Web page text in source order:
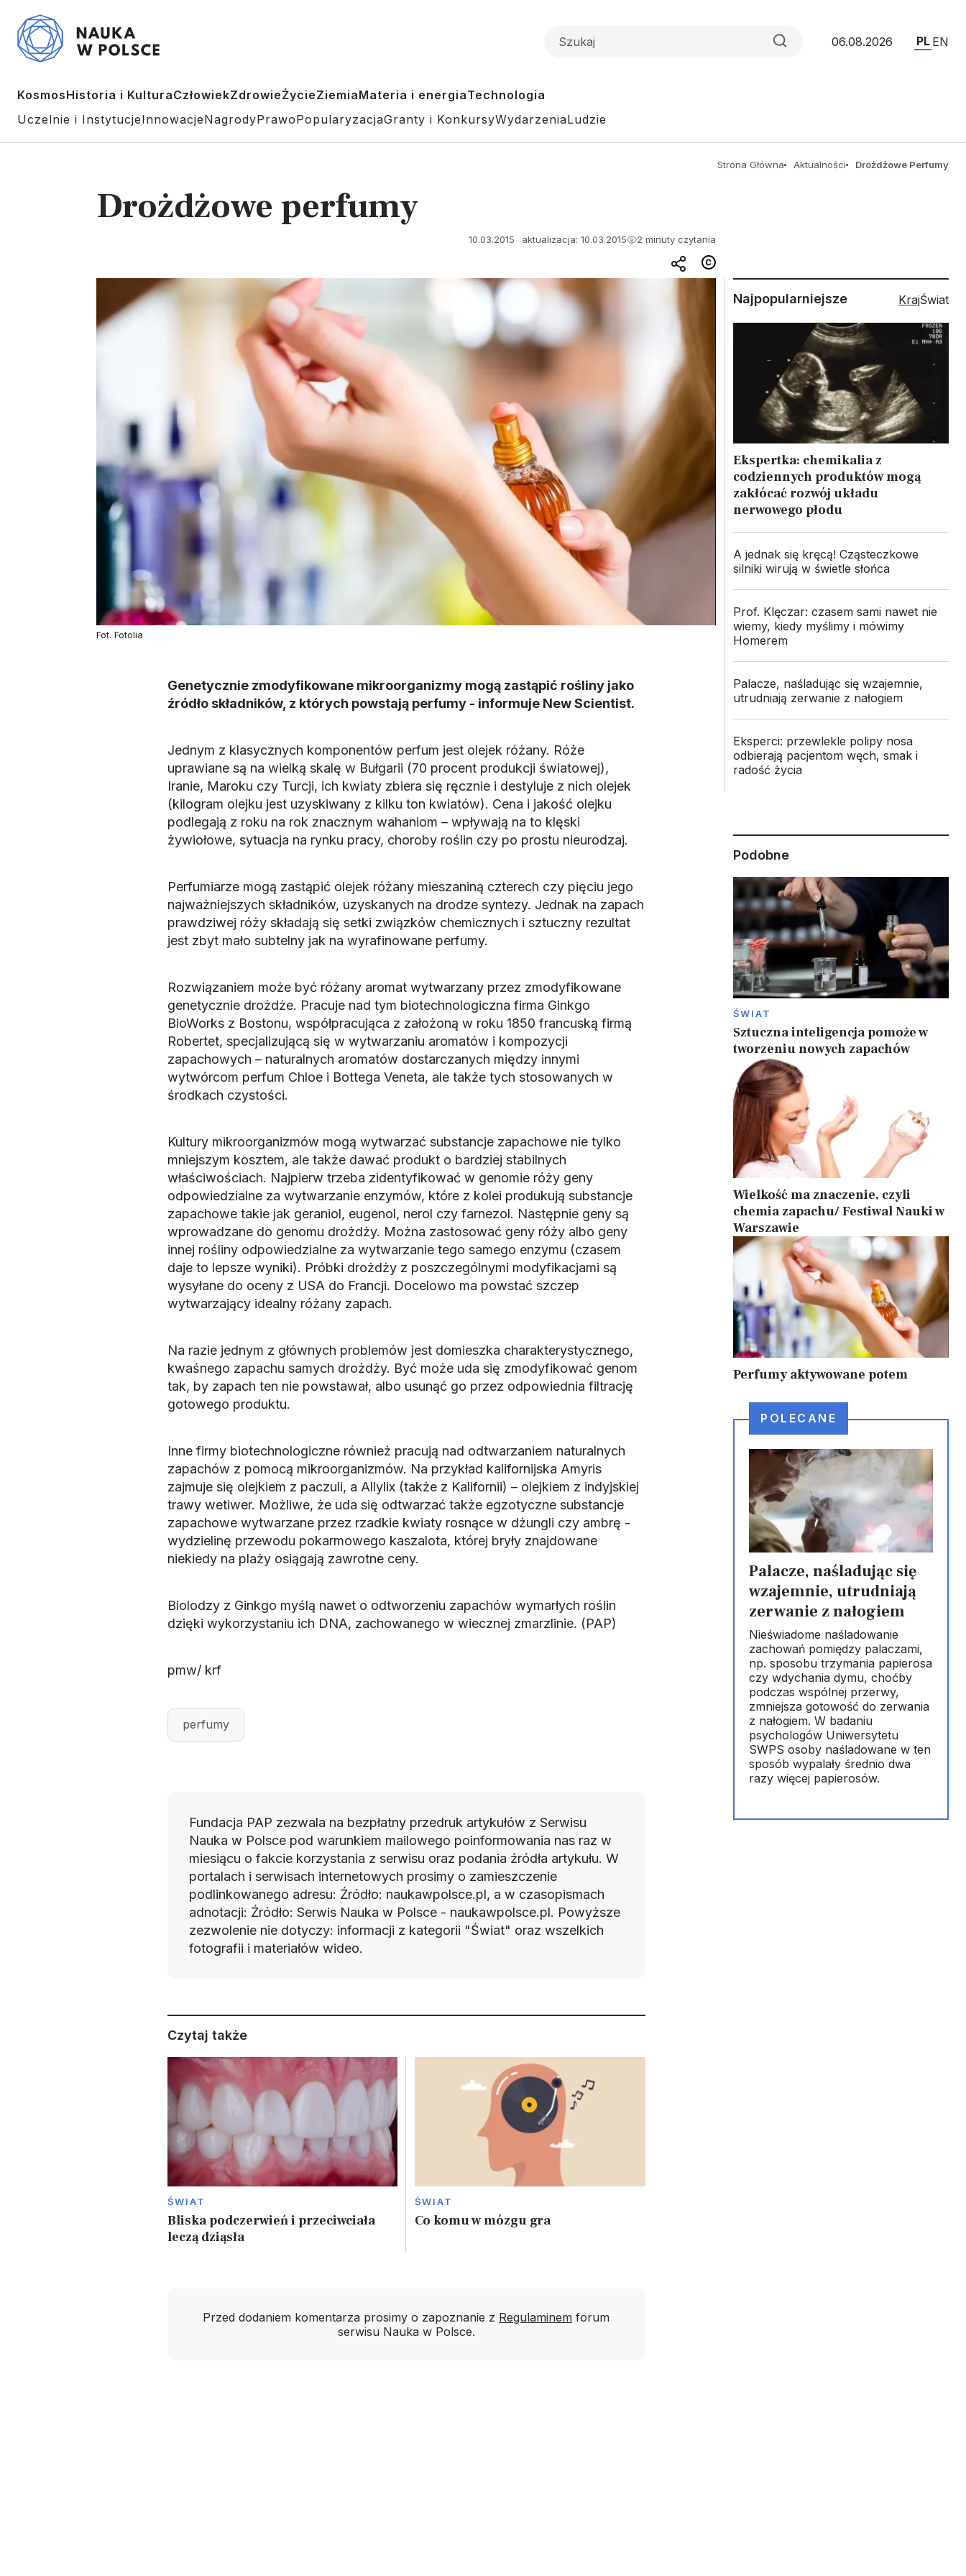
06.08.2026 PL EN
KosmosHistoria i KulturaCzłowiekZdrowieŻycieZiemiaMateria i energiaTechnologia
Uczelnie i InstytucjeInnowacjeNagrodyPrawoPopularyzacjaGranty i KonkursyWydarzeniaLudzie
Strona Główna Aktualności Drożdżowe Perfumy
Drożdżowe perfumy
10.03.2015 aktualizacja: 10.03.2015 2 minuty czytania
Fot. Fotolia
Genetycznie zmodyfikowane mikroorganizmy mogą zastąpić rośliny jako
źródło składników, z których powstają perfumy - informuje New Scientist.
Jednym z klasycznych komponentów perfum jest olejek różany. Róże
uprawiane są na wielką skalę w Bułgarii (70 procent produkcji światowej),
Iranie, Maroku czy Turcji, ich kwiaty zbiera się ręcznie i destyluje z nich olejek
(kilogram olejku jest uzyskiwany z kilku ton kwiatów). Cena i jakość olejku
podlegają z roku na rok znacznym wahaniom – wpływają na to klęski
żywiołowe, sytuacja na rynku pracy, choroby roślin czy po prostu nieurodzaj.
Perfumiarze mogą zastąpić olejek różany mieszaniną czterech czy pięciu jego
najważniejszych składników, uzyskanych na drodze syntezy. Jednak na zapach
prawdziwej róży składają się setki związków chemicznych i sztuczny rezultat
jest zbyt mało subtelny jak na wyrafinowane perfumy.
Rozwiązaniem może być różany aromat wytwarzany przez zmodyfikowane
genetycznie drożdże. Pracuje nad tym biotechnologiczna firma Ginkgo
BioWorks z Bostonu, współpracująca z założoną w roku 1850 francuską firmą
Robertet, specjalizującą się w wytwarzaniu aromatów i kompozycji
zapachowych – naturalnych aromatów dostarczanych między innymi
wytwórcom perfum Chloe i Bottega Veneta, ale także tych stosowanych w
środkach czystości.
Kultury mikroorganizmów mogą wytwarzać substancje zapachowe nie tylko
mniejszym kosztem, ale także dawać produkt o bardziej stabilnych
właściwościach. Najpierw trzeba zidentyfikować w genomie róży geny
odpowiedzialne za wytwarzanie enzymów, które z kolei produkują substancje
zapachowe takie jak geraniol, eugenol, nerol czy farnezol. Następnie geny są
wprowadzane do genomu drożdży. Można zastosować geny róży albo geny
innej rośliny odpowiedzialne za wytwarzanie tego samego enzymu (czasem
daje to lepsze wyniki). Próbki drożdży z poszczególnymi modyfikacjami są
wysyłane do oceny z USA do Francji. Docelowo ma powstać szczep
wytwarzający idealny różany zapach.
Na razie jednym z głównych problemów jest domieszka charakterystycznego,
kwaśnego zapachu samych drożdży. Być może uda się zmodyfikować genom
tak, by zapach ten nie powstawał, albo usunąć go przez odpowiednia filtrację
gotowego produktu.
Inne firmy biotechnologiczne również pracują nad odtwarzaniem naturalnych
zapachów z pomocą mikroorganizmów. Na przykład kalifornijska Amyris
zajmuje się olejkiem z paczuli, a Allylix (także z Kalifornii) – olejkiem z indyjskiej
trawy wetiwer. Możliwe, że uda się odtwarzać także egzotyczne substancje
zapachowe wytwarzane przez rzadkie kwiaty rosnące w dżungli czy ambrę -
wydzielinę przewodu pokarmowego kaszalota, której bryły znajdowane
niekiedy na plaży osiągają zawrotne ceny.
Biolodzy z Ginkgo myślą nawet o odtworzeniu zapachów wymarłych roślin
dzięki wykorzystaniu ich DNA, zachowanego w wiecznej zmarzlinie. (PAP)
pmw/ krf
perfumy
Fundacja PAP zezwala na bezpłatny przedruk artykułów z Serwisu
Nauka w Polsce pod warunkiem mailowego poinformowania nas raz w
miesiącu o fakcie korzystania z serwisu oraz podania źródła artykułu. W
portalach i serwisach internetowych prosimy o zamieszczenie
podlinkowanego adresu: Źródło: naukawpolsce.pl, a w czasopismach
adnotacji: Źródło: Serwis Nauka w Polsce - naukawpolsce.pl. Powyższe
zezwolenie nie dotyczy: informacji z kategorii "Świat" oraz wszelkich
fotografii i materiałów wideo.
Czytaj także
ŚWIAT
Bliska podczerwień i przeciwciała
leczą dziąsła
ŚWIAT
Co komu w mózgu gra
Przed dodaniem komentarza prosimy o zapoznanie z Regulaminem forum
serwisu Nauka w Polsce.
Najpopularniejsze KrajŚwiat
Ekspertka: chemikalia z
codziennych produktów mogą
zakłócać rozwój układu
nerwowego płodu
A jednak się kręcą! Cząsteczkowe
silniki wirują w świetle słońca
Prof. Klęczar: czasem sami nawet nie
wiemy, kiedy myślimy i mówimy
Homerem
Palacze, naśladując się wzajemnie,
utrudniają zerwanie z nałogiem
Eksperci: przewlekle polipy nosa
odbierają pacjentom węch, smak i
radość życia
Podobne
ŚWIAT
Sztuczna inteligencja pomoże w
tworzeniu nowych zapachów
Wielkość ma znaczenie, czyli
chemia zapachu/ Festiwal Nauki w
Warszawie
Perfumy aktywowane potem
POLECANE
Palacze, naśladując się
wzajemnie, utrudniają
zerwanie z nałogiem
Nieświadome naśladowanie
zachowań pomiędzy palaczami,
np. sposobu trzymania papierosa
czy wdychania dymu, choćby
podczas wspólnej przerwy,
zmniejsza gotowość do zerwania
z nałogiem. W badaniu
psychologów Uniwersytetu
SWPS osoby naśladowane w ten
sposób wypalały średnio dwa
razy więcej papierosów.